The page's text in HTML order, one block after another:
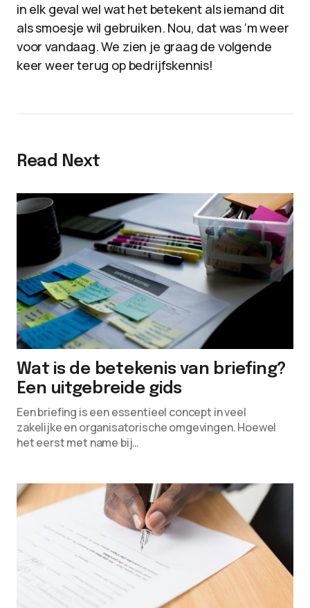
in elk geval wel wat het betekent als iemand dit
als smoesje wil gebruiken. Nou, dat was ‘m weer
voor vandaag. We zien je graag de volgende
keer weer terug op bedrijfskennis!
Read Next
Wat is de betekenis van briefing?
Een uitgebreide gids
Een briefing is een essentieel concept in veel
zakelijke en organisatorische omgevingen. Hoewel
het eerst met name bij…